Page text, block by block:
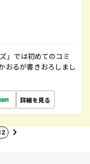
」では初めてのコミ
おるが書きおろしまし
詳細を見る